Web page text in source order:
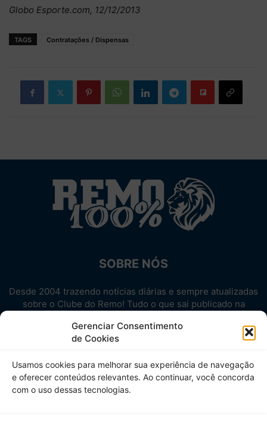
Gerenciar Consentimento
de Cookies
Usamos cookies para melhorar sua experiência de navegação
e oferecer conteúdos relevantes. Ao continuar, você concorda
com o uso dessas tecnologias.
Globo Esporte.com, 12/12/2013
TAGS Contratações / Dispensas
SOBRE NÓS
Desde 2004 trazendo notícias diárias e sempre atualizadas
sobre o Clube do Remo! Tudo o que sai publicado na
Aproveite! Site não-oficial.
SIGA-NOS